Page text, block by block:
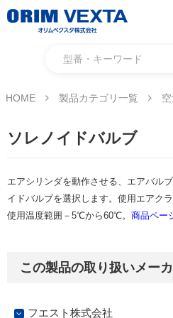
HOME 製品カテゴリ一覧
ソレノイドバルブ
エアシリンダを動作させる、エアバル
イドバルブを選択します。使用エア
使用温度範囲－5℃から60℃。 商品ペ
この製品の取り扱いメー
フエスト株式会社